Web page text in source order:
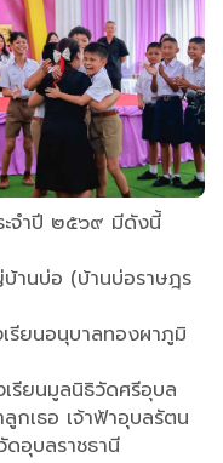
ะจำปี ๒๕๖๙ มีดังนี้
บ้านบ่อ (บ้านบ่อราษฎร
รียนอนุบาลทองผาภูมิ
รียนมูลนิธิวัดศรีอุบล
กเธอ เจ้าฟ้าอุบลรัตน
อุบลราชธานี